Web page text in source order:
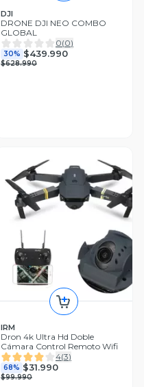
DJI
DRONE DJI NEO COMBO
GLOBAL
0(0)
30% $439.990
$628.990
IRM
Dron 4k Ultra Hd Doble
Cámara Control Remoto Wifi
4(3)
68% $31.990
$99.990